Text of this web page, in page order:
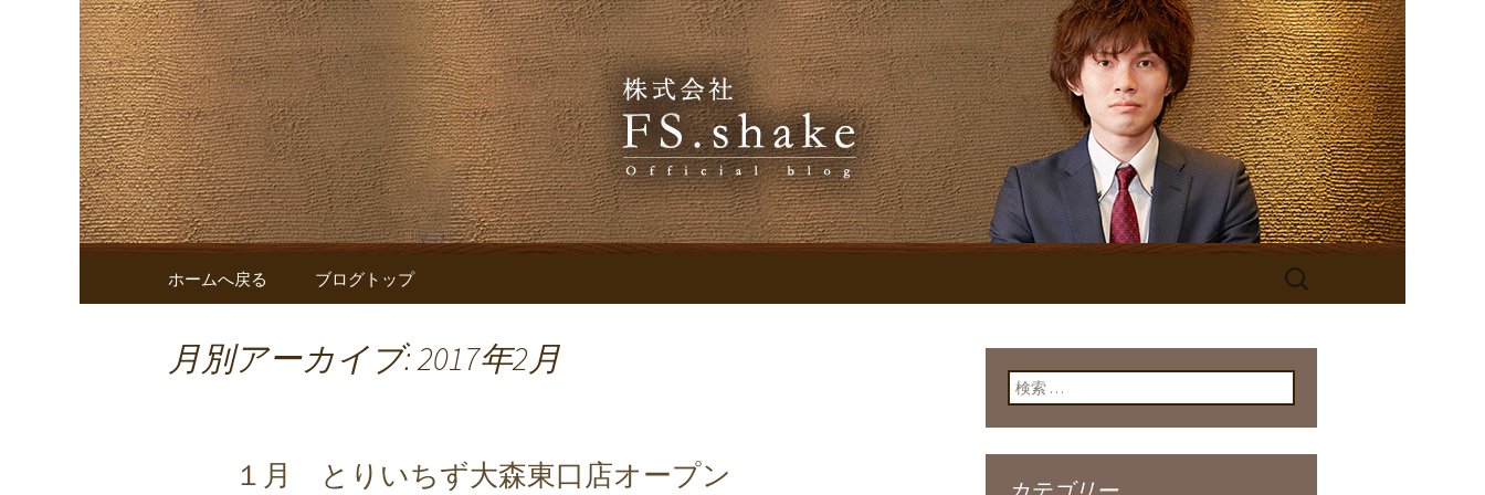
株式会社FS.shakeのブログ
株式会社FS.shakeからのお知らせ
コンテンツへ移動
ホームへ戻る ブログトップ
検
月別アーカイブ: 2017年2月
１月 とりいちず大森東口店オープン
検索: